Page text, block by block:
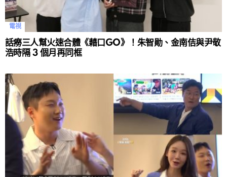
電視
話癆三人幫火速合體《藉口GO》！朱智勛、金南佶與尹敬
浩時隔 3 個月再同框